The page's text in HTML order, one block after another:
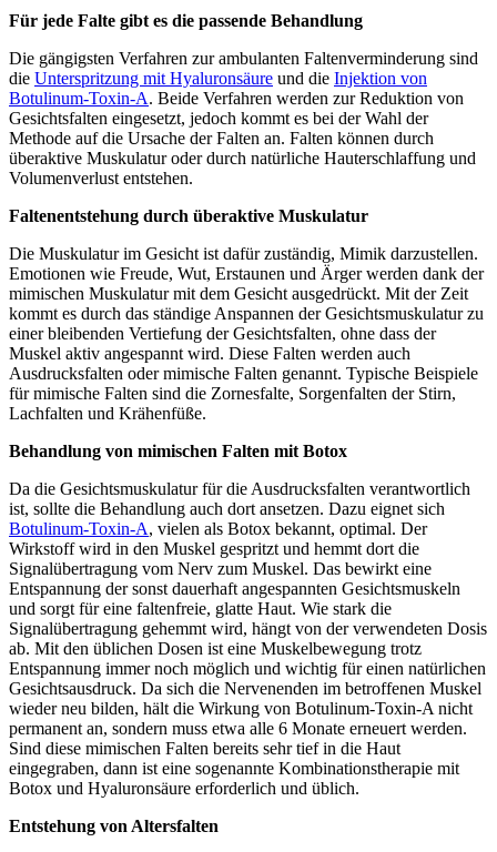
Für jede Falte gibt es die passende Behandlung
Die gängigsten Verfahren zur ambulanten Faltenverminderung sind
die Unterspritzung mit Hyaluronsäure und die Injektion von
Botulinum-Toxin-A. Beide Verfahren werden zur Reduktion von
Gesichtsfalten eingesetzt, jedoch kommt es bei der Wahl der
Methode auf die Ursache der Falten an. Falten können durch
überaktive Muskulatur oder durch natürliche Hauterschlaffung und
Volumenverlust entstehen.
Faltenentstehung durch überaktive Muskulatur
Die Muskulatur im Gesicht ist dafür zuständig, Mimik darzustellen.
Emotionen wie Freude, Wut, Erstaunen und Ärger werden dank der
mimischen Muskulatur mit dem Gesicht ausgedrückt. Mit der Zeit
kommt es durch das ständige Anspannen der Gesichtsmuskulatur zu
einer bleibenden Vertiefung der Gesichtsfalten, ohne dass der
Muskel aktiv angespannt wird. Diese Falten werden auch
Ausdrucksfalten oder mimische Falten genannt. Typische Beispiele
für mimische Falten sind die Zornesfalte, Sorgenfalten der Stirn,
Lachfalten und Krähenfüße.
Behandlung von mimischen Falten mit Botox
Da die Gesichtsmuskulatur für die Ausdrucksfalten verantwortlich
ist, sollte die Behandlung auch dort ansetzen. Dazu eignet sich
Botulinum-Toxin-A, vielen als Botox bekannt, optimal. Der
Wirkstoff wird in den Muskel gespritzt und hemmt dort die
Signalübertragung vom Nerv zum Muskel. Das bewirkt eine
Entspannung der sonst dauerhaft angespannten Gesichtsmuskeln
und sorgt für eine faltenfreie, glatte Haut. Wie stark die
Signalübertragung gehemmt wird, hängt von der verwendeten Dosis
ab. Mit den üblichen Dosen ist eine Muskelbewegung trotz
Entspannung immer noch möglich und wichtig für einen natürlichen
Gesichtsausdruck. Da sich die Nervenenden im betroffenen Muskel
wieder neu bilden, hält die Wirkung von Botulinum-Toxin-A nicht
permanent an, sondern muss etwa alle 6 Monate erneuert werden.
Sind diese mimischen Falten bereits sehr tief in die Haut
eingegraben, dann ist eine sogenannte Kombinationstherapie mit
Botox und Hyaluronsäure erforderlich und üblich.
Entstehung von Altersfalten